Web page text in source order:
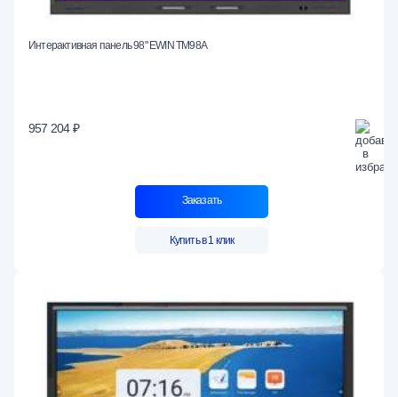
Интерактивная панель 98" EWIN TM98A
957 204 ₽
Заказать
Купить в 1 клик